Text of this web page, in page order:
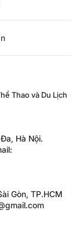
Thao và Du Lịch
Hà Nội.
Gòn, TP.HCM